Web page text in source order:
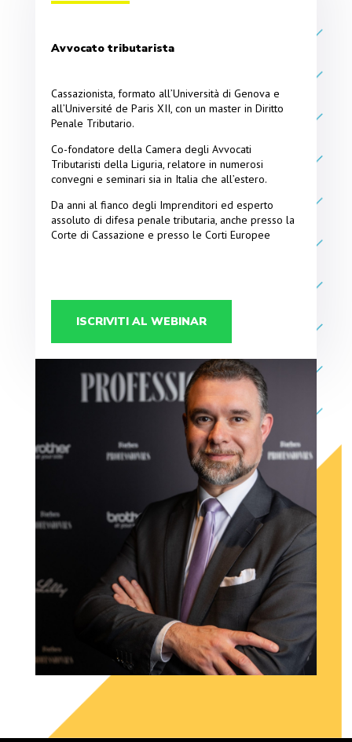
Avvocato tributarista
Cassazionista, formato all’Università di Genova e
all’Université de Paris XII, con un master in Diritto
Penale Tributario.
Co-fondatore della Camera degli Avvocati
Tributaristi della Liguria, relatore in numerosi
convegni e seminari sia in Italia che all’estero.
Da anni al fianco degli Imprenditori ed esperto
assoluto di difesa penale tributaria, anche presso la
Corte di Cassazione e presso le Corti Europee
ISCRIVITI AL WEBINAR